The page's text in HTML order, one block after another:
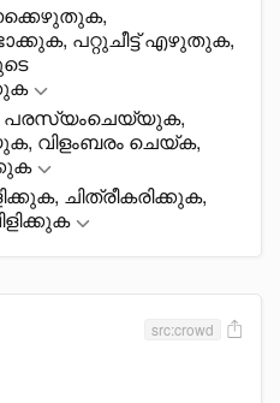
പറ്റുചീട്ട് എഴുതുക,
പരസ്യംചെയ്യുക,
വിളംബരം ചെയ്ക,
ചിത്രീകരിക്കുക,
src:crowd